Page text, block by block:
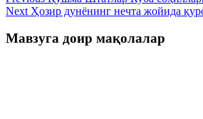
Next Ҳозир дунёнинг нечта жойида
Мавзуга доир мақолалар